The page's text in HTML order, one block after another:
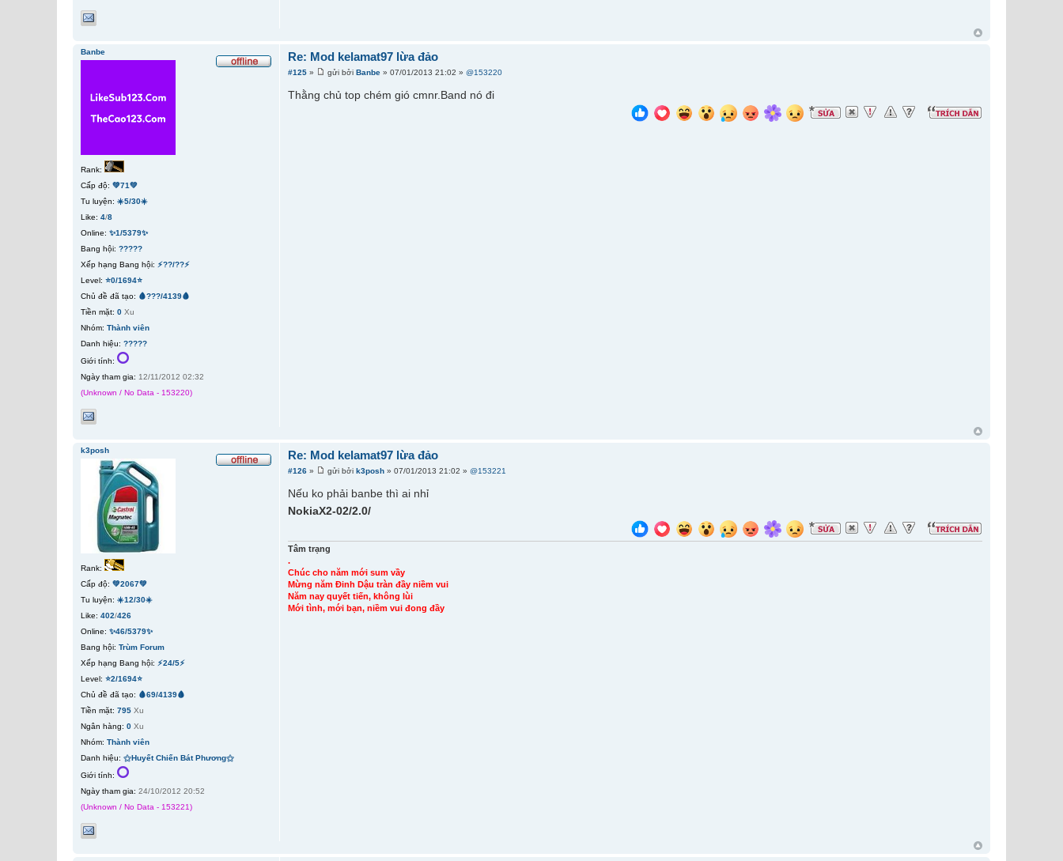
Re: Mod kelamat97 lừa đảo
#125 » gửi bởiBanbe » 07/01/2013 21:02 »@153220
Thằng chủ top chém gió cmnr.Band nó đi
Banbe
Rank:
Cấp độ: 💚71💚
Tu luyện: ☀️5/30☀️
Like: 4/8
Online: ✨1/5379✨
Bang hội: ?????
Xếp hạng Bang hội: ⚡??/??⚡
Level: ⭐0/1694⭐
Chủ đề đã tạo: 🩸???/4139🩸
Tiền mặt: 0 Xu
Nhóm: Thành viên
Danh hiệu: ?????
Giới tính:
Ngày tham gia: 12/11/2012 02:32
(Unknown / No Data - 153220)
Re: Mod kelamat97 lừa đảo
#126 » gửi bởik3posh » 07/01/2013 21:02 »@153221
Nếu ko phải banbe thì ai nhỉ
NokiaX2-02/2.0/
Tâm trạng
.
Chúc cho năm mới sum vầy
Mừng năm Đinh Dậu tràn đầy niềm vui
Năm nay quyết tiến, không lùi
Mới tình, mới bạn, niềm vui đong đầy
k3posh
Rank:
Cấp độ: 💚2067💚
Tu luyện: ☀️12/30☀️
Like: 402/426
Online: ✨46/5379✨
Bang hội: Trùm Forum
Xếp hạng Bang hội: ⚡24/5⚡
Level: ⭐2/1694⭐
Chủ đề đã tạo: 🩸69/4139🩸
Tiền mặt: 795 Xu
Ngân hàng: 0 Xu
Nhóm: Thành viên
Danh hiệu: ⚝Huyết Chiến Bát Phương⚝
Giới tính:
Ngày tham gia: 24/10/2012 20:52
(Unknown / No Data - 153221)